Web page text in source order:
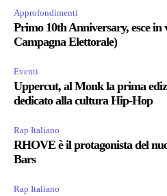
Approfondimenti
Primo 10th Anniversary, esce
Campagna Elettorale)
Eventi
Uppercut, al Monk la prima
dedicato alla cultura Hip-Hop
Rap Italiano
RHOVE è il protagonista del
Bars
Rap Italiano